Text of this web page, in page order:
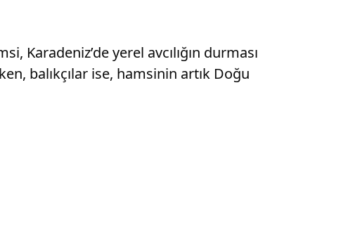
Karadeniz’de yerel avcılığın durması
balıkçılar ise, hamsinin artık Doğu